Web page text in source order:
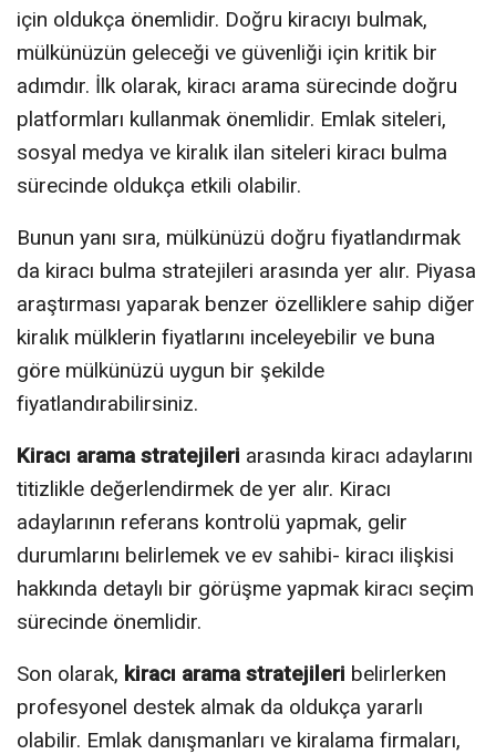
için oldukça önemlidir. Doğru kiracıyı bulmak,
mülkünüzün geleceği ve güvenliği için kritik bir
adımdır. İlk olarak, kiracı arama sürecinde doğru
platformları kullanmak önemlidir. Emlak siteleri,
sosyal medya ve kiralık ilan siteleri kiracı bulma
sürecinde oldukça etkili olabilir.
Bunun yanı sıra, mülkünüzü doğru fiyatlandırmak
da kiracı bulma stratejileri arasında yer alır. Piyasa
araştırması yaparak benzer özelliklere sahip diğer
kiralık mülklerin fiyatlarını inceleyebilir ve buna
göre mülkünüzü uygun bir şekilde
fiyatlandırabilirsiniz.
Kiracı arama stratejileri arasında kiracı adaylarını
titizlikle değerlendirmek de yer alır. Kiracı
adaylarının referans kontrolü yapmak, gelir
durumlarını belirlemek ve ev sahibi- kiracı ilişkisi
hakkında detaylı bir görüşme yapmak kiracı seçim
sürecinde önemlidir.
Son olarak, kiracı arama stratejileri belirlerken
profesyonel destek almak da oldukça yararlı
olabilir. Emlak danışmanları ve kiralama firmaları,